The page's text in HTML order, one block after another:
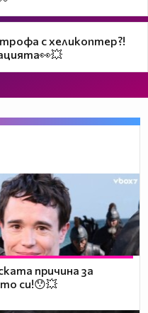
с хеликоптер?!
причина за
си!😯💥